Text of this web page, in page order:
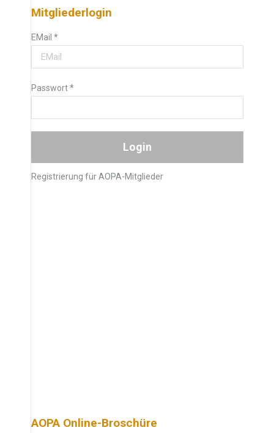
Mitgliederlogin
EMail *
Passwort*
Registrierung für AOPA-Mitglieder
AOPA Online-Broschüre